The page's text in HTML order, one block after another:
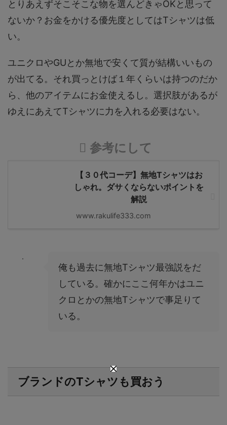
とりあえずそこそこな物を選んどきゃOKと思って
ないか？ お金をかける優先度としてはTシャツは低
い。
ユニクロやGUとか無地で安くて質が結構いいもの
が出てる。それ買っとけば１年くらいは持つのだか
ら、他のアイテムにお金使えるし。選択肢があるが
ゆえにあえてTシャツに力を入れる必要はない。
参考にして
【３０代コーデ】無地Tシャツはお
しゃれ。ダサくならないポイントを
解説
www.rakulife333.com
俺も過去に無地Tシャツ最強説をだ
している。確かにここ何年かはユニ
クロとかの無地Tシャツで事足りて
いる。
ブランドのTシャツも買おう